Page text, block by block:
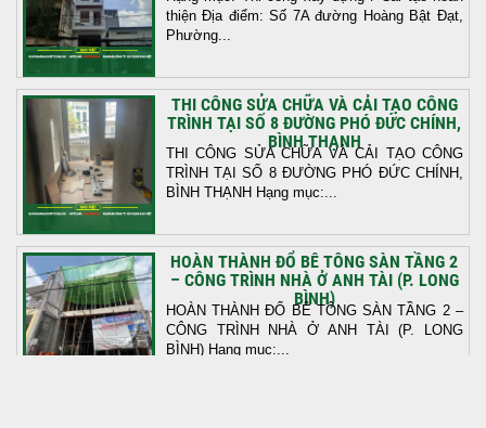
thiện Địa điểm: Số 7A đường Hoàng Bật Đạt,
Phường...
THI CÔNG SỬA CHỮA VÀ CẢI TẠO CÔNG
TRÌNH TẠI SỐ 8 ĐƯỜNG PHÓ ĐỨC CHÍNH,
BÌNH THẠNH
THI CÔNG SỬA CHỮA VÀ CẢI TẠO CÔNG
TRÌNH TẠI SỐ 8 ĐƯỜNG PHÓ ĐỨC CHÍNH,
BÌNH THẠNH Hạng mục:...
HOÀN THÀNH ĐỔ BÊ TÔNG SÀN TẦNG 2
– CÔNG TRÌNH NHÀ Ở ANH TÀI (P. LONG
BÌNH)
HOÀN THÀNH ĐỔ BÊ TÔNG SÀN TẦNG 2 –
CÔNG TRÌNH NHÀ Ở ANH TÀI (P. LONG
BÌNH) Hạng mục:...